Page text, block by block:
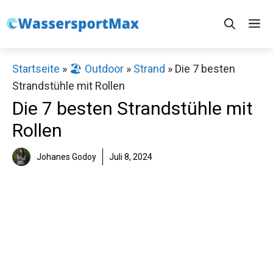
Inhalt
Startseite » 🏖️ Outdoor » Strand » Die 7 besten
Strandstühle mit Rollen
Die 7 besten Strandstühle mit
Rollen
Johanes Godoy Juli 8, 2024